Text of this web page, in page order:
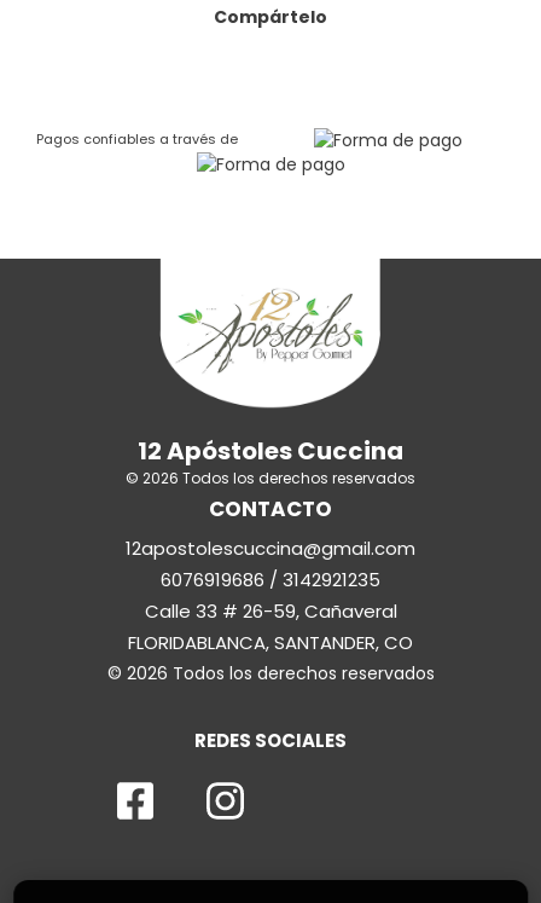
Compártelo
Pagos confiables a través de
12 Apóstoles Cuccina
© 2026 Todos los derechos reservados
CONTACTO
12apostolescuccina@gmail.com
6076919686 / 3142921235
Calle 33 # 26-59, Cañaveral
FLORIDABLANCA, SANTANDER, CO
© 2026 Todos los derechos reservados
REDES SOCIALES